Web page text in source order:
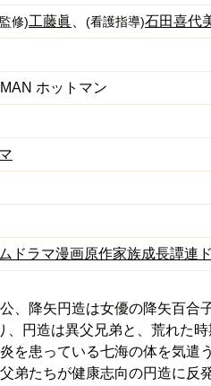
修)工藤眞 (看護指導)石田喜代
ホットマン
ドラマ漫画原作家族成長譚連
公、降矢円造は女優の降矢百
、円造は異父兄弟と、荒れた
を患っている七海の体を気
弟たちが健康志向の円造に